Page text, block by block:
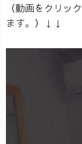
（動画をクリッ
ます。）↓↓